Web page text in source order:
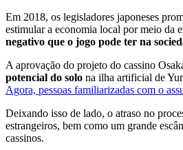
Em 2018, os legisladores japoneses
estimular a economia local por meio da
negativo que o jogo pode ter na
A aprovação do projeto do cassino
potencial do solo na ilha artificial de
Agora, pessoas familiarizadas com o
Deixando isso de lado, o atraso no
estrangeiros, bem como um grande
cassinos.